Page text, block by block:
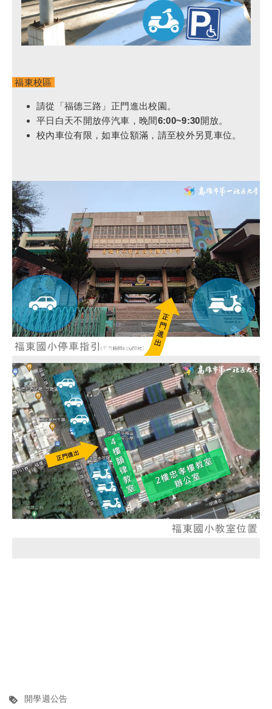
福東校區
請從「福德三路」正門進出校園。
平日白天不開放停汽車，晚間6:00~9:30開放。
校內車位有限，如車位額滿，請至校外另覓車位。
開學週公告